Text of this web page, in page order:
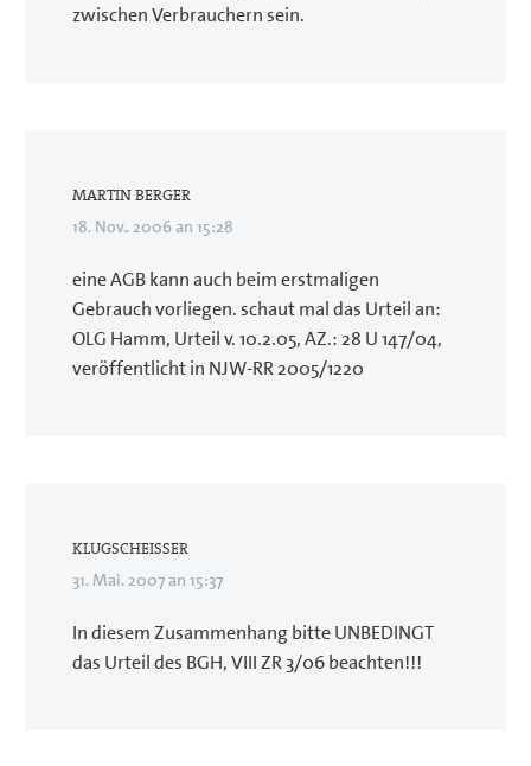
zwischen Verbrauchern sein.
MARTIN BERGER
18. Nov.. 2006 an 15:28
eine AGB kann auch beim erstmaligen
Gebrauch vorliegen. schaut mal das Urteil an:
OLG Hamm, Urteil v. 10.2.05, AZ.: 28 U 147/04,
veröffentlicht in NJW-RR 2005/1220
KLUGSCHEISSER
31. Mai. 2007 an 15:37
In diesem Zusammenhang bitte UNBEDINGT
das Urteil des BGH, VIII ZR 3/06 beachten!!!